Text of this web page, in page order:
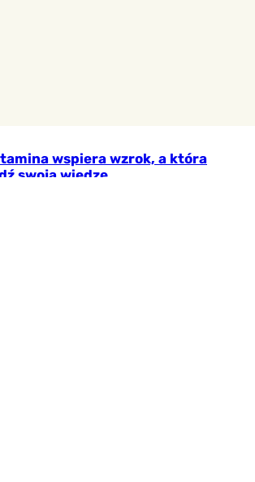
wspiera wzrok, a która
swoją wiedzę